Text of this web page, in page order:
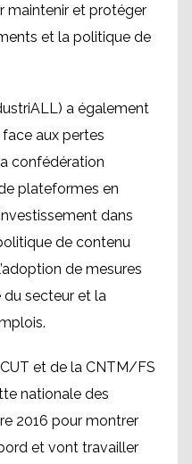
maintenir et protéger
et la politique de
a également
face aux pertes
confédération
plateformes en
dans
de contenu
de mesures
secteur et la
et de la CNTM/FS
nationale des
2016 pour montrer
et vont travailler